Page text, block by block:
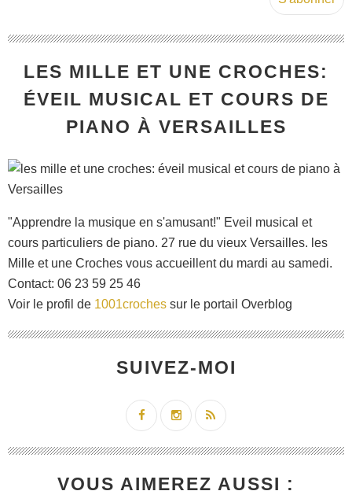
LES MILLE ET UNE CROCHES:
ÉVEIL MUSICAL ET COURS DE
PIANO À VERSAILLES
"Apprendre la musique en s'amusant!" Eveil musical et
cours particuliers de piano. 27 rue du vieux Versailles. les
Mille et une Croches vous accueillent du mardi au samedi.
Contact: 06 23 59 25 46
Voir le profil de 1001croches sur le portail Overblog
SUIVEZ-MOI
VOUS AIMEREZ AUSSI :